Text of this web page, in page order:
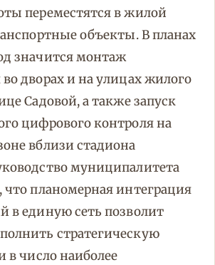
переместятся в жилой
объекты. В планах
значится монтаж
дворах и на улицах жилого
Садовой, а также запуск
цифрового контроля на
вблизи стадиона
муниципалитета
что планомерная интеграция
в единую сеть позволит
стратегическую
в число наиболее